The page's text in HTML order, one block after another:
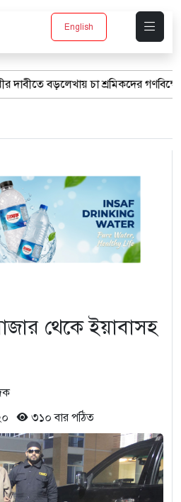
English
শ্রমিকদের গণবিক্ষোভ “১/১১-তে
থেকে ইয়াবাসহ
৩১০ বার পঠিত